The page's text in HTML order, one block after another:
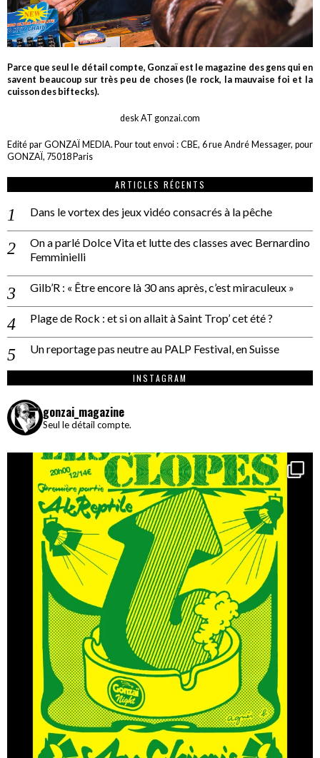
Parce que seul le détail compte, Gonzaï est le magazine des gens qui en
savent beaucoup sur très peu de choses (le rock, la mauvaise foi et la
cuisson des biftecks).
desk AT gonzai.com
Edité par GONZAÏ MEDIA. Pour tout envoi : CBE, 6 rue André Messager, pour
GONZAÏ, 75018 Paris
ARTICLES RÉCENTS
Dans le vortex des jeux vidéo consacrés à la pêche
On a parlé Dolce Vita et lutte des classes avec Bernardino
Femminielli
Gilb’R : « Être encore là 30 ans après, c’est miraculeux »
Plage de Rock : et si on allait à Saint Trop’ cet été ?
Un reportage pas neutre au PALP Festival, en Suisse
INSTAGRAM
gonzai_magazine
Seul le détail compte.